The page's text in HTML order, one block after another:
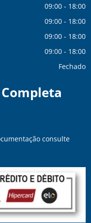
09:00 - 18:00
09:00 - 18:00
09:00 - 18:00
09:00 - 18:00
Fechado
consulte